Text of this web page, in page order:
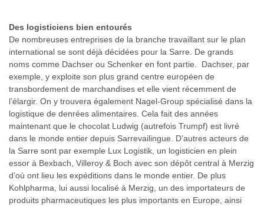
Des logisticiens bien entourés
De nombreuses entreprises de la branche travaillant sur le plan
international se sont déjà décidées pour la Sarre. De grands
noms comme Dachser ou Schenker en font partie. Dachser, par
exemple, y exploite son plus grand centre européen de
transbordement de marchandises et elle vient récemment de
l’élargir. On y trouvera également Nagel-Group spécialisé dans la
logistique de denrées alimentaires. Cela fait des années
maintenant que le chocolat Ludwig (autrefois Trumpf) est livré
dans le monde entier depuis Sarrevailingue. D’autres acteurs de
la Sarre sont par exemple Lux Logistik, un logisticien en plein
essor à Bexbach, Villeroy & Boch avec son dépôt central à Merzig
d’où ont lieu les expéditions dans le monde entier. De plus
Kohlpharma, lui aussi localisé à Merzig, un des importateurs de
produits pharmaceutiques les plus importants en Europe, ainsi